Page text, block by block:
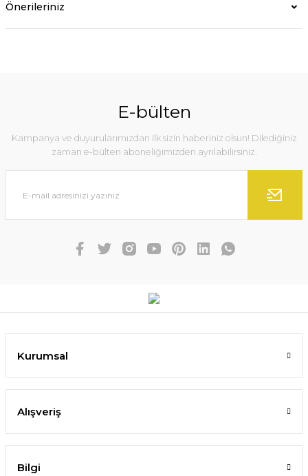
Önerileriniz
E-bülten
Kampanya ve duyurularımızdan ilk sizin haberiniz olsun! Dilediğiniz
zaman e-bülten aboneliğimizden ayrılabilirsiniz.
Kurumsal
Alışveriş
Bilgi